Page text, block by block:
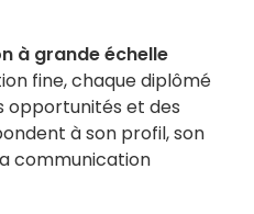
à grande échelle
fine, chaque diplômé
opportunités et des
à son profil, son
communication